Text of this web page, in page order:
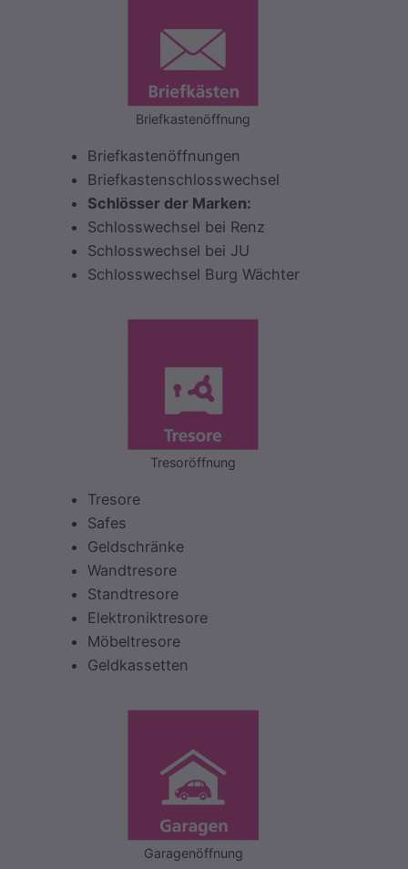
Briefkastenöffnung
Briefkastenöffnungen
Briefkastenschlosswechsel
Schlösser der Marken:
Schlosswechsel bei Renz
Schlosswechsel bei JU
Schlosswechsel Burg Wächter
Tresoröffnung
Tresore
Safes
Geldschränke
Wandtresore
Standtresore
Elektroniktresore
Möbeltresore
Geldkassetten
Garagenöffnung